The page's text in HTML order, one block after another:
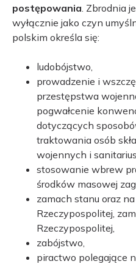
postępowania. Zbrodnia
wyłącznie jako czyn
polskim określa się:
ludobójstwo,
prowadzenie i
przestępstwa
pogwałcenie
dotyczących
traktowania osób
wojennych i
stosowanie wbrew
środków masowej
zamach stanu oraz
Rzeczypospolitej,
Rzeczypospolitej,
zabójstwo,
piractwo polegające